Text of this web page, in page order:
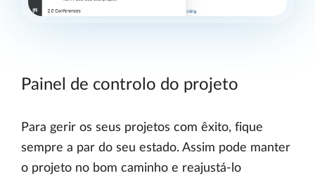
Painel de controlo do projeto
Para gerir os seus projetos com êxito, fique
sempre a par do seu estado. Assim pode manter
o projeto no bom caminho e reajustá-lo